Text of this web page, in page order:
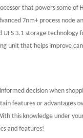
that powers some of
7nm+ process node
UFS 3.1 storage
unit that helps improve
decision when
features or advantages
this knowledge under
and features!